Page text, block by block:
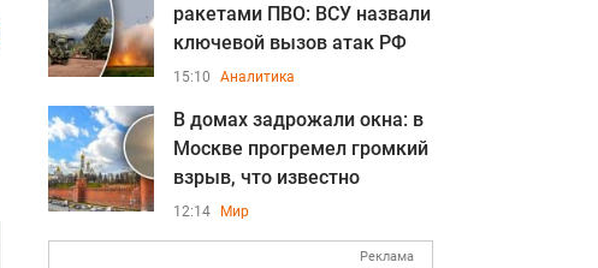
ракетами ПВО: ВСУ назвали
ключевой вызов атак РФ
15:10 Аналитика
В домах задрожали окна: в
Москве прогремел громкий
взрыв, что известно
12:14 Мир
Реклама